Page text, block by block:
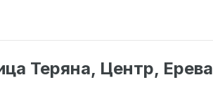
Теряна, Центр,